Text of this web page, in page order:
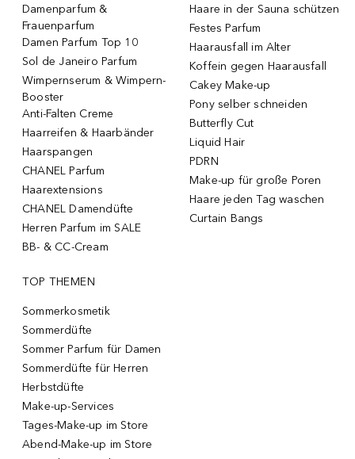
Damenparfum &
Frauenparfum
Damen Parfum Top 10
Sol de Janeiro Parfum
Wimpernserum & Wimpern-
Booster
Anti-Falten Creme
Haarreifen & Haarbänder
Haarspangen
CHANEL Parfum
Haarextensions
CHANEL Damendüfte
Herren Parfum im SALE
BB- & CC-Cream
Haare in der Sauna schützen
Festes Parfum
Haarausfall im Alter
Koffein gegen Haarausfall
Cakey Make-up
Pony selber schneiden
Butterfly Cut
Liquid Hair
PDRN
Make-up für große Poren
Haare jeden Tag waschen
Curtain Bangs
TOP THEMEN
Sommerkosmetik
Sommerdüfte
Sommer Parfum für Damen
Sommerdüfte für Herren
Herbstdüfte
Make-up-Services
Tages-Make-up im Store
Abend-Make-up im Store